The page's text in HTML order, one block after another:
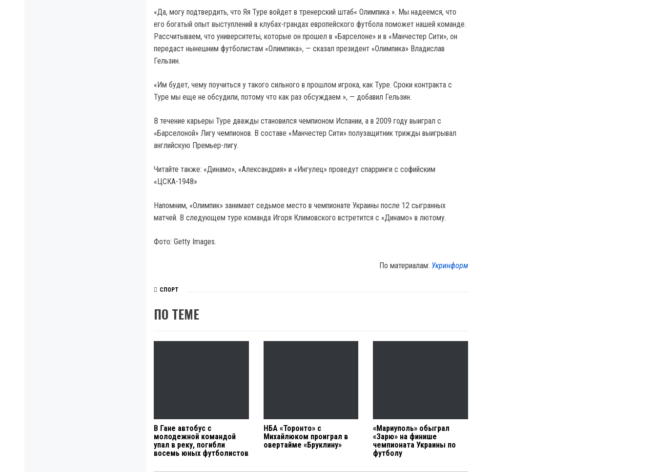
«Да, могу подтвердить, что Яя Туре войдет в тренерский штаб« Олимпика ». Мы надеемся, что
его богатый опыт выступлений в клубах-грандах европейского футбола поможет нашей команде.
Рассчитываем, что университеты, которые он прошел в «Барселоне» и в «Манчестер Сити», он
передаст нынешним футболистам «Олимпика», — сказал президент «Олимпика» Владислав
Гельзин.
«Им будет, чему поучиться у такого сильного в прошлом игрока, как Туре. Сроки контракта с
Туре мы еще не обсудили, потому что как раз обсуждаем », — добавил Гельзин.
В течение карьеры Туре дважды становился чемпионом Испании, а в 2009 году выиграл с
«Барселоной» Лигу чемпионов. В составе «Манчестер Сити» полузащитник трижды выигрывал
английскую Премьер-лигу.
Читайте также: «Динамо», «Александрия» и «Ингулец» проведут спарринги с софийским
«ЦСКА-1948»
Напомним, «Олимпик» занимает седьмое место в чемпионате Украины после 12 сыгранных
матчей. В следующем туре команда Игоря Климовского встретится с «Динамо» в лютому.
Фото: Getty Images.
По материалам: Укринформ
СПОРТ
ПО ТЕМЕ
В Гане автобус с
молодежной командой
упал в реку, погибли
восемь юных футболистов
НБА «Торонто» с
Михайлюком проиграл в
овертайме «Бруклину»
«Мариуполь» обыграл
«Зарю» на финише
чемпионата Украины по
футболу